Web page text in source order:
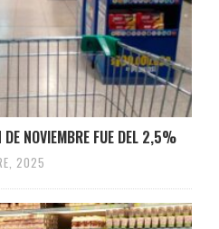
NOVIEMBRE FUE DEL 2,5%
2025